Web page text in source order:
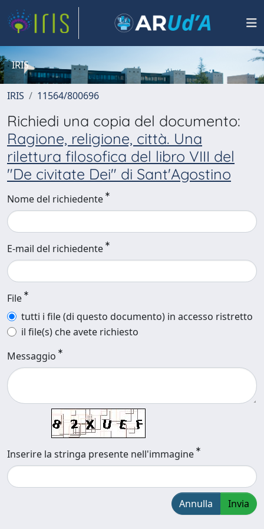
IRIS
IRIS 11564/800696
Richiedi una copia del documento:
Ragione, religione, città. Una
rilettura filosofica del libro VIII del
"De civitate Dei" di Sant'Agostino
Nome del richiedente
E-mail del richiedente
File
tutti i file (di questo documento) in accesso ristretto
il file(s) che avete richiesto
Messaggio
Inserire la stringa presente nell'immagine
Annulla Invia